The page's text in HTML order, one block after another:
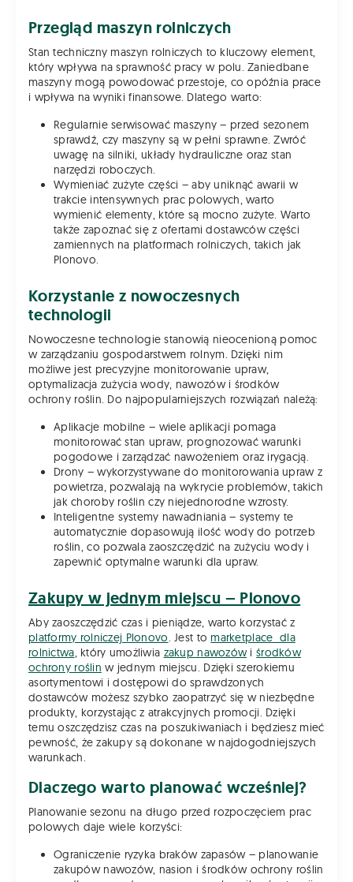
Przegląd maszyn rolniczych
Stan techniczny maszyn rolniczych to kluczowy element,
który wpływa na sprawność pracy w polu. Zaniedbane
maszyny mogą powodować przestoje, co opóźnia prace
i wpływa na wyniki finansowe. Dlatego warto:
Regularnie serwisować maszyny – przed sezonem
sprawdź, czy maszyny są w pełni sprawne. Zwróć
uwagę na silniki, układy hydrauliczne oraz stan
narzędzi roboczych.
Wymieniać zużyte części – aby uniknąć awarii w
trakcie intensywnych prac polowych, warto
wymienić elementy, które są mocno zużyte. Warto
także zapoznać się z ofertami dostawców części
zamiennych na platformach rolniczych, takich jak
Plonovo.
Korzystanie z nowoczesnych
technologii
Nowoczesne technologie stanowią nieocenioną pomoc
w zarządzaniu gospodarstwem rolnym. Dzięki nim
możliwe jest precyzyjne monitorowanie upraw,
optymalizacja zużycia wody, nawozów i środków
ochrony roślin. Do najpopularniejszych rozwiązań należą:
Aplikacje mobilne – wiele aplikacji pomaga
monitorować stan upraw, prognozować warunki
pogodowe i zarządzać nawożeniem oraz irygacją.
Drony – wykorzystywane do monitorowania upraw z
powietrza, pozwalają na wykrycie problemów, takich
jak choroby roślin czy niejednorodne wzrosty.
Inteligentne systemy nawadniania – systemy te
automatycznie dopasowują ilość wody do potrzeb
roślin, co pozwala zaoszczędzić na zużyciu wody i
zapewnić optymalne warunki dla upraw.
Zakupy w jednym miejscu – Plonovo
Aby zaoszczędzić czas i pieniądze, warto korzystać z
platformy rolniczej Plonovo. Jest to marketplace dla
rolnictwa, który umożliwia zakup nawozówiśrodków
ochrony roślin w jednym miejscu. Dzięki szerokiemu
asortymentowi i dostępowi do sprawdzonych
dostawców możesz szybko zaopatrzyć się w niezbędne
produkty, korzystając z atrakcyjnych promocji. Dzięki
temu oszczędzisz czas na poszukiwaniach i będziesz mieć
pewność, że zakupy są dokonane w najdogodniejszych
warunkach.
Dlaczego warto planować wcześniej?
Planowanie sezonu na długo przed rozpoczęciem prac
polowych daje wiele korzyści:
Ograniczenie ryzyka braków zapasów – planowanie
zakupów nawozów, nasion i środków ochrony roślin